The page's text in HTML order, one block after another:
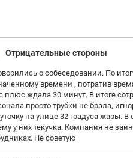
Отрицательные стороны
о собеседовании. По
времени , потратив
плюс ждала 30 минут. В итоге
просто трубки не брала,
на улице 32 градуса жары.
у них текучка. Компания не
Не советую